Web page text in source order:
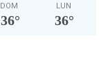
DOM
36°
LUN
36°